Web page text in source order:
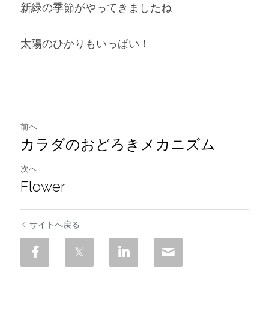
新緑の季節がやってきましたね
太陽のひかりもいっぱい！
前へ
カラダのおどろきメカニズム
次へ
Flower
サイトへ戻る